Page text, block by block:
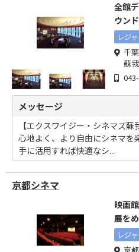
全館
ウン
マコ
レジ
千
蘇
メッセージ
【エクスワイジー・シネマズ
心地よく、より自由にシネマを
手に活用すれば快適なシ...
京都シネマ
映画
展を
レジ
京